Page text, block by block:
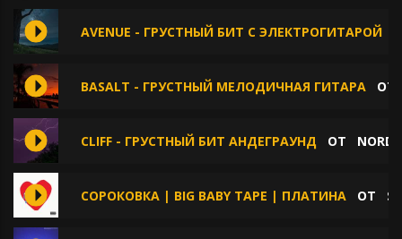
AVENUE - ГРУСТНЫЙ БИТ С ЭЛЕКТРОГИТАРОЙ
BASALT - ГРУСТНЫЙ МЕЛОДИЧНАЯ ГИТАРА
CLIFF - ГРУСТНЫЙ БИТ АНДЕГРАУНД ОТ NORD
СОРОКОВКА | BIG BABY TAPE | ПЛАТИНА ОТ